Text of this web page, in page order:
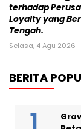
terhadap
Loyalty yang
Tengah.
Selasa, 4 Agu 2026 -
BERITA